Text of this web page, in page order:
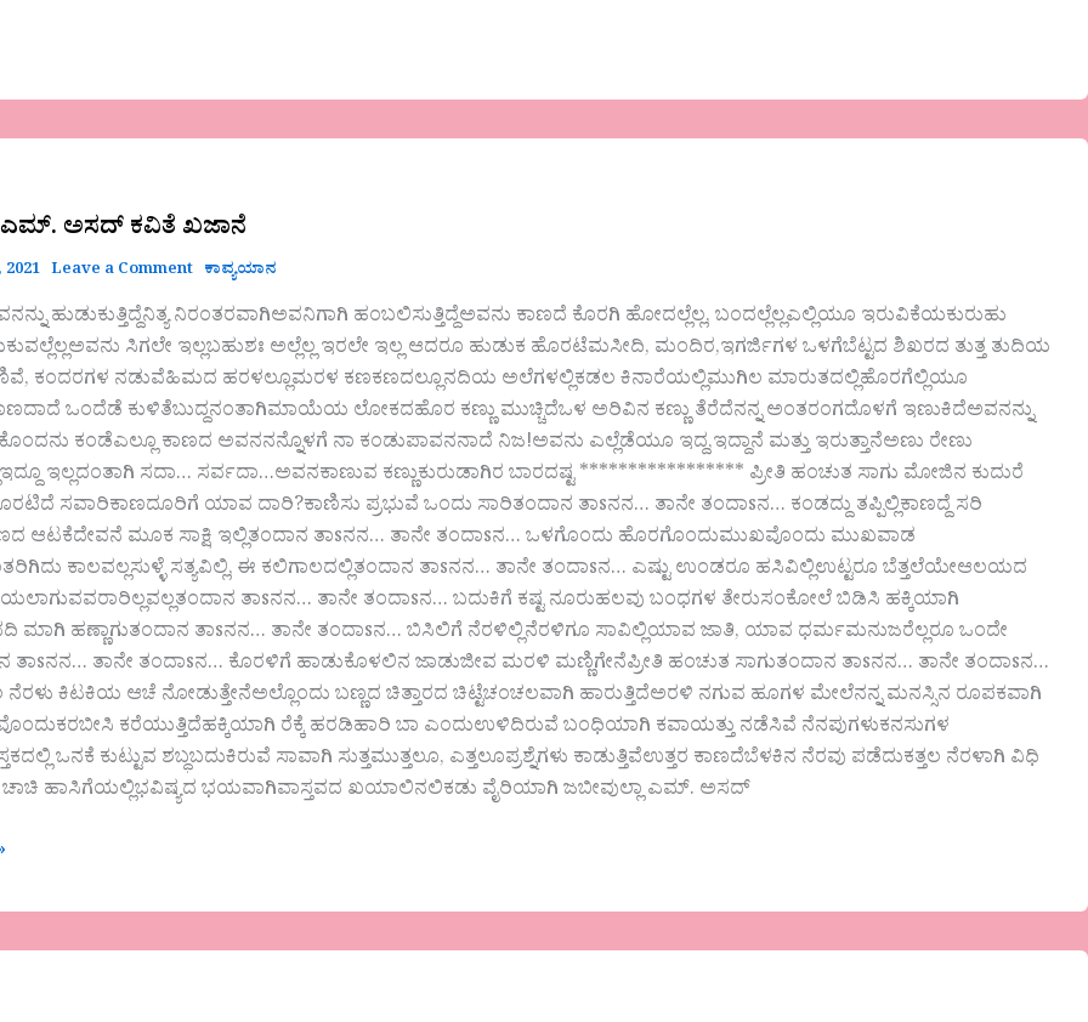
ಎಮ್. ಅಸದ್ ಕವಿತೆ ಖಜಾನೆ
Leave a Comment ಕಾವ್ಯಯಾನ
ಹುಡುಕುತ್ತಿದ್ದೆನಿತ್ಯ ನಿರಂತರವಾಗಿಅವನಿಗಾಗಿ ಹಂಬಲಿಸುತ್ತಿದ್ದೆಅವನು ಕಾಣದೆ ಕೊರಗಿ ಹೋದಲ್ಲೆಲ್ಲ, ಬಂದಲ್ಲೆಲ್ಲಎಲ್ಲಿಯೂ ಇರುವಿಕೆಯಕುರುಹು
ಸಿಗಲೇ ಇಲ್ಲಬಹುಶಃ ಅಲ್ಲೆಲ್ಲ ಇರಲೇ ಇಲ್ಲ ಆದರೂ ಹುಡುಕ ಹೊರಟೆಮಸೀದಿ, ಮಂದಿರ,ಇಗರ್ಜಿಗಳ ಒಳಗೆಬೆಟ್ಟದ ಶಿಖರದ ತುತ್ತ ತುದಿಯ
ಕಂದರಗಳ ನಡುವೆಹಿಮದ ಹರಳಲ್ಲೂಮರಳ ಕಣಕಣದಲ್ಲೂನದಿಯ ಅಲೆಗಳಲ್ಲಿಕಡಲ ಕಿನಾರೆಯಲ್ಲಿಮುಗಿಲ ಮಾರುತದಲ್ಲಿಹೊರಗೆಲ್ಲಿಯೂ
ಒಂದೆಡೆ ಕುಳಿತೆಬುದ್ದನಂತಾಗಿಮಾಯೆಯ ಲೋಕದಹೊರ ಕಣ್ಣು ಮುಚ್ಚಿದೆಒಳ ಅರಿವಿನ ಕಣ್ಣು ತೆರೆದೆನನ್ನ ಅಂತರಂಗದೊಳಗೆ ಇಣುಕಿದೆಅವನನ್ನು
ಕಂಡೆಎಲ್ಲೂ ಕಾಣದ ಅವನನನ್ನೊಳಗೆ ನಾ ಕಂಡುಪಾವನನಾದೆ ನಿಜ!ಅವನು ಎಲ್ಲೆಡೆಯೂ ಇದ್ದ,ಇದ್ದಾನೆ ಮತ್ತು ಇರುತ್ತಾನೆಅಣು ರೇಣು
ಇಲ್ಲದಂತಾಗಿ ಸದಾ… ಸರ್ವದಾ…ಅವನಕಾಣುವ ಕಣ್ಣುಕುರುಡಾಗಿರ ಬಾರದಷ್ಟ ***************** ಪ್ರೀತಿ ಹಂಚುತ ಸಾಗು ಮೋಜಿನ ಕುದುರೆ
ಸವಾರಿಕಾಣದೂರಿಗೆ ಯಾವ ದಾರಿ?ಕಾಣಿಸು ಪ್ರಭುವೆ ಒಂದು ಸಾರಿತಂದಾನ ತಾsನನ… ತಾನೇ ತಂದಾsನ… ಕಂಡದ್ದು ತಪ್ಪಿಲ್ಲಿಕಾಣದ್ದೆ ಸರಿ
ಆಟಕೆದೇವನೆ ಮೂಕ ಸಾಕ್ಷಿ ಇಲ್ಲಿತಂದಾನ ತಾsನನ… ತಾನೇ ತಂದಾsನ… ಒಳಗೊಂದು ಹೊರಗೊಂದುಮುಖವೊಂದು ಮುಖವಾಡ
ಕಾಲವಲ್ಲಸುಳ್ಳೆ ಸತ್ಯವಿಲ್ಲಿ, ಈ ಕಲಿಗಾಲದಲ್ಲಿತಂದಾನ ತಾsನನ… ತಾನೇ ತಂದಾsನ… ಎಷ್ಟು ಉಂಡರೂ ಹಸಿವಿಲ್ಲಿಉಟ್ಟರೂ ಬೆತ್ತಲೆಯೇಆಲಯದ
ತಾsನನ… ತಾನೇ ತಂದಾsನ… ಬದುಕಿಗೆ ಕಷ್ಟ ನೂರುಹಲವು ಬಂಧಗಳ ತೇರುಸಂಕೋಲೆ ಬಿಡಿಸಿ ಹಕ್ಕಿಯಾಗಿ
ಮಾಗಿ ಹಣ್ಣಾಗುತಂದಾನ ತಾsನನ… ತಾನೇ ತಂದಾsನ… ಬಿಸಿಲಿಗೆ ನೆರಳಿಲ್ಲಿನೆರಳಿಗೂ ಸಾವಿಲ್ಲಿಯಾವ ಜಾತಿ, ಯಾವ ಧರ್ಮಮನುಜರೆಲ್ಲರೂ ಒಂದೇ
ತಾsನನ… ತಾನೇ ತಂದಾsನ… ಕೊರಳಿಗೆ ಹಾಡುಕೊಳಲಿನ ಜಾಡುಜೀವ ಮರಳಿ ಮಣ್ಣಿಗೇನೆಪ್ರೀತಿ ಹಂಚುತ ಸಾಗುತಂದಾನ ತಾsನನ… ತಾನೇ ತಂದಾsನ…
ನೆರಳು ಕಿಟಕಿಯ ಆಚೆ ನೋಡುತ್ತೇನೆಅಲ್ಲೊಂದು ಬಣ್ಣದ ಚಿತ್ತಾರದ ಚಿಟ್ಟೆಚಂಚಲವಾಗಿ ಹಾರುತ್ತಿದೆಅರಳಿ ನಗುವ ಹೂಗಳ ಮೇಲೆನನ್ನ ಮನಸ್ಸಿನ ರೂಪಕವಾಗಿ
ಕರೆಯುತ್ತಿದೆಹಕ್ಕಿಯಾಗಿ ರೆಕ್ಕೆ ಹರಡಿಹಾರಿ ಬಾ ಎಂದುಉಳಿದಿರುವೆ ಬಂಧಿಯಾಗಿ ಕವಾಯತ್ತು ನಡೆಸಿವೆ ನೆನಪುಗಳುಕನಸುಗಳ
ಒನಕೆ ಕುಟ್ಟುವ ಶಬ್ಧಬದುಕಿರುವೆ ಸಾವಾಗಿ ಸುತ್ತಮುತ್ತಲೂ, ಎತ್ತಲೂಪ್ರಶ್ನೆಗಳು ಕಾಡುತ್ತಿವೆಉತ್ತರ ಕಾಣದೆಬೆಳಕಿನ ನೆರವು ಪಡೆದುಕತ್ತಲ ನೆರಳಾಗಿ ವಿಧಿ
ಹಾಸಿಗೆಯಲ್ಲಿಭವಿಷ್ಯದ ಭಯವಾಗಿವಾಸ್ತವದ ಖಯಾಲಿನಲಿಕಡು ವೈರಿಯಾಗಿ ಜಬೀವುಲ್ಲಾ ಎಮ್. ಅಸದ್